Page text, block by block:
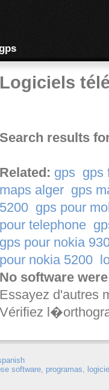
Logiciels
Search results
Related: gps gps
maps alger gps
5200 gps pour
pour telephone
gps pour nokia
pour nokia 5200
No software
Essayez d'autres
Vérifiez
software, programas,